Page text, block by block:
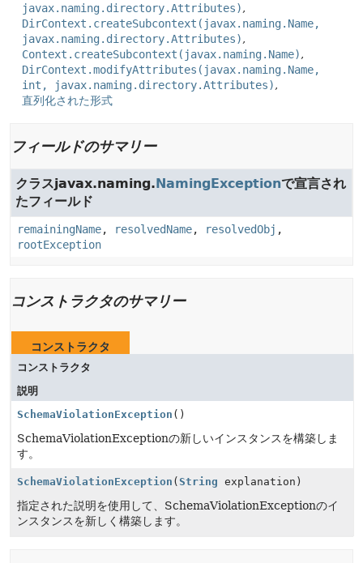
javax.naming.directory.Attributes)
DirContext.createSubcontext(javax.naming.Name,
javax.naming.directory.Attributes)
Context.createSubcontext(javax.naming.Name)
DirContext.modifyAttributes(javax.naming.Name,
int, javax.naming.directory.Attributes)
直列化された形式
フィールドのサマリー
クラスjavax.naming.NamingExceptionで宣言され
たフィールド
remainingName, resolvedName, resolvedObj ,
rootException
コンストラクタのサマリー
コンストラクタ
コンストラクタ
説明
SchemaViolationException ()
SchemaViolationExceptionの新しいインスタンスを構築しま
す。
SchemaViolationException ( String explanation)
指定された説明を使用して、SchemaViolationExceptionのイ
ンスタンスを新しく構築します。